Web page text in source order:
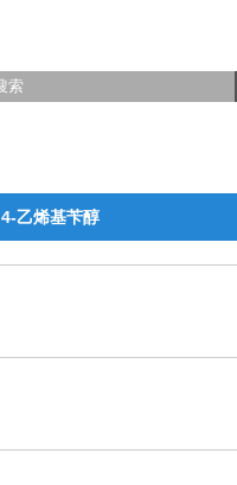
4-乙烯基苄醇